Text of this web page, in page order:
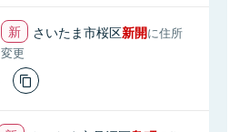
さいたま市桜区新開に住所
変更